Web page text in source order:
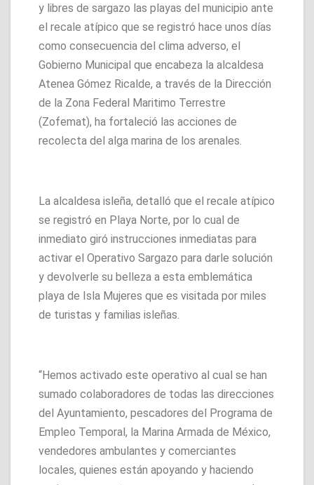
y libres de sargazo las playas del municipio ante
el recale atípico que se registró hace unos días
como consecuencia del clima adverso, el
Gobierno Municipal que encabeza la alcaldesa
Atenea Gómez Ricalde, a través de la Dirección
de la Zona Federal Maritimo Terrestre
(Zofemat), ha fortaleció las acciones de
recolecta del alga marina de los arenales.
La alcaldesa isleña, detalló que el recale atípico
se registró en Playa Norte, por lo cual de
inmediato giró instrucciones inmediatas para
activar el Operativo Sargazo para darle solución
y devolverle su belleza a esta emblemática
playa de Isla Mujeres que es visitada por miles
de turistas y familias isleñas.
“Hemos activado este operativo al cual se han
sumado colaboradores de todas las direcciones
del Ayuntamiento, pescadores del Programa de
Empleo Temporal, la Marina Armada de México,
vendedores ambulantes y comerciantes
locales, quienes están apoyando y haciendo